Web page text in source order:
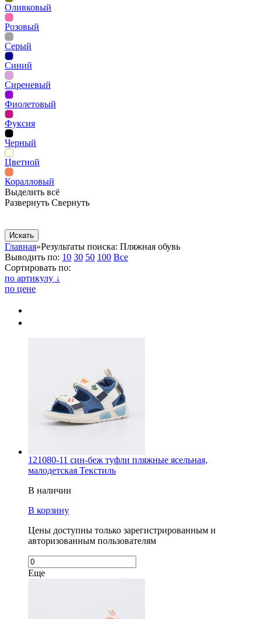
Оливковый
Розовый
Серый
Синий
Сиреневый
Фиолетовый
Фуксия
Черный
Цветной
Коралловый
Выделить всё
Развернуть Свернуть
Главная»Результаты поиска: Пляжная обувь
Выводить по: 10 30 50 100 Все
Сортировать по:
по артикулу ↓
по цене
121080-11 син-беж туфли пляжные ясельная,
малодетская Текстиль
В наличии
В корзину
Цены доступны только зарегистрированным и
авторизованным пользователям
Еще